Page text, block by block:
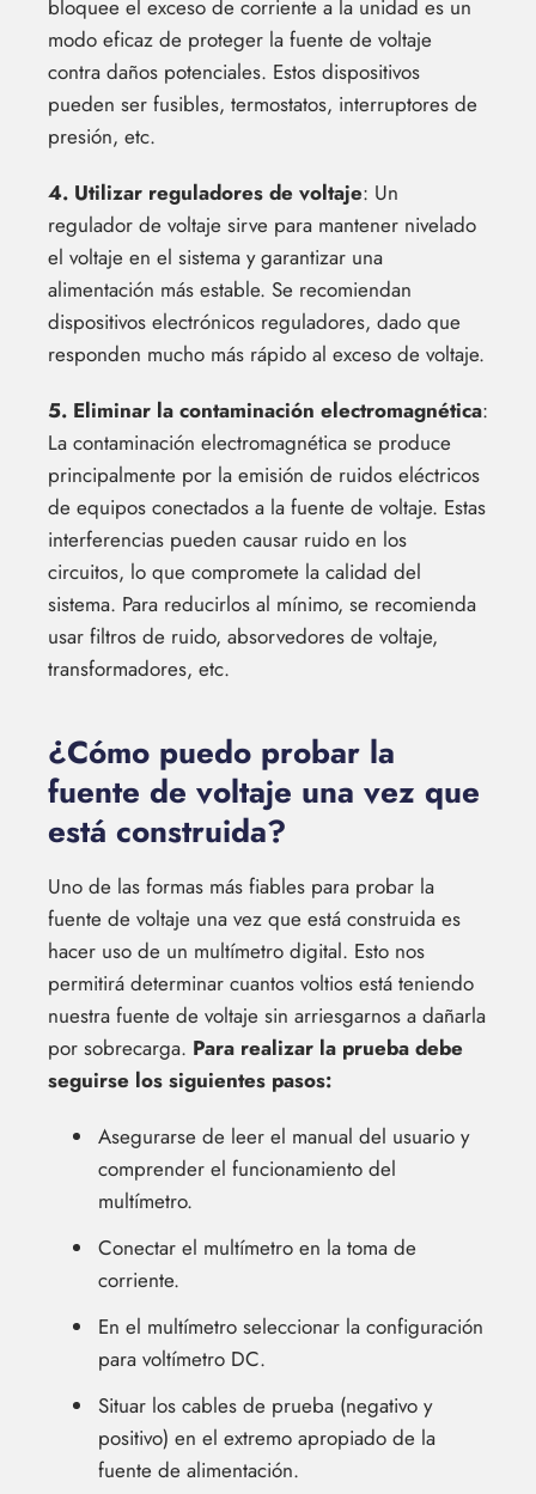
bloquee el exceso de corriente a la unidad es un
modo eficaz de proteger la fuente de voltaje
contra daños potenciales. Estos dispositivos
pueden ser fusibles, termostatos, interruptores de
presión, etc.
4. Utilizar reguladores de voltaje: Un
regulador de voltaje sirve para mantener nivelado
el voltaje en el sistema y garantizar una
alimentación más estable. Se recomiendan
dispositivos electrónicos reguladores, dado que
responden mucho más rápido al exceso de voltaje.
5. Eliminar la contaminación electromagnética:
La contaminación electromagnética se produce
principalmente por la emisión de ruidos eléctricos
de equipos conectados a la fuente de voltaje. Estas
interferencias pueden causar ruido en los
circuitos, lo que compromete la calidad del
sistema. Para reducirlos al mínimo, se recomienda
usar filtros de ruido, absorvedores de voltaje,
transformadores, etc.
¿Cómo puedo probar la
fuente de voltaje una vez que
está construida?
Uno de las formas más fiables para probar la
fuente de voltaje una vez que está construida es
hacer uso de un multímetro digital. Esto nos
permitirá determinar cuantos voltios está teniendo
nuestra fuente de voltaje sin arriesgarnos a dañarla
por sobrecarga. Para realizar la prueba debe
seguirse los siguientes pasos:
Asegurarse de leer el manual del usuario y
comprender el funcionamiento del
multímetro.
Conectar el multímetro en la toma de
corriente.
En el multímetro seleccionar la configuración
para voltímetro DC.
Situar los cables de prueba (negativo y
positivo) en el extremo apropiado de la
fuente de alimentación.